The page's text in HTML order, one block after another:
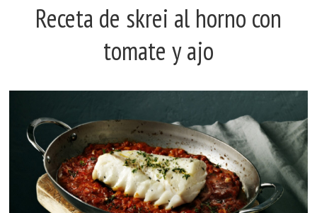
Receta de skrei al horno con
tomate y ajo